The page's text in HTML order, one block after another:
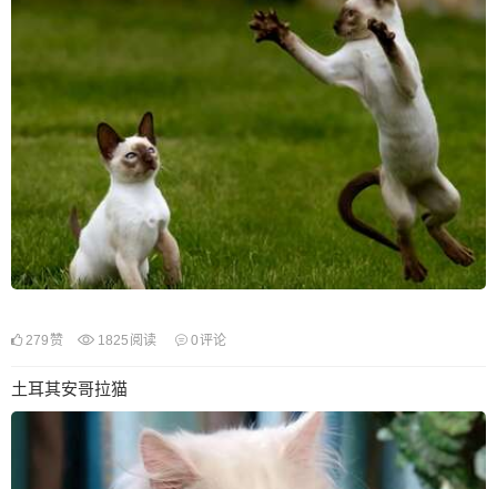
279 赞 1825 阅读 0评论
土耳其安哥拉猫